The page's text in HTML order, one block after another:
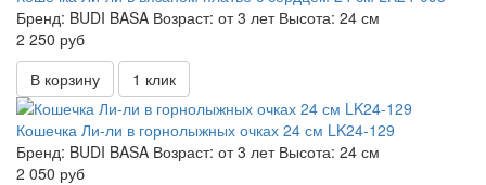
Бренд: BUDI BASA Возраст: от 3 лет Высота: 24 см
2 250 руб
В корзину
1 клик
Кошечка Ли-ли в горнолыжных очках 24 см LK24-129
Бренд: BUDI BASA Возраст: от 3 лет Высота: 24 см
2 050 руб